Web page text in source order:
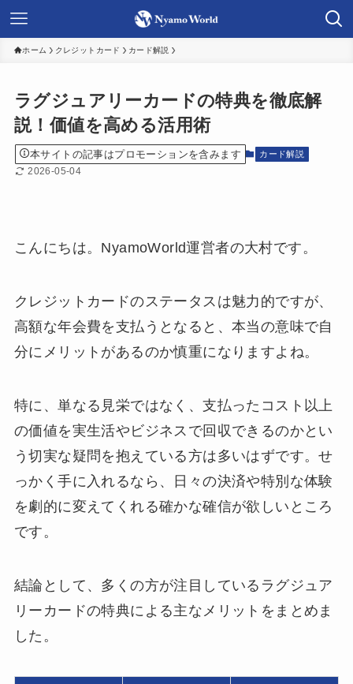
ホーム クレジットカード カード解説
ラグジュアリーカードの特典を徹底解
説！価値を高める活用術
本サイトの記事はプロモーションを含みます カード解説
2026-05-04
こんにちは。NyamoWorld運営者の大村です。
クレジットカードのステータスは魅力的ですが、
高額な年会費を支払うとなると、本当の意味で自
分にメリットがあるのか慎重になりますよね。
特に、単なる見栄ではなく、支払ったコスト以上
の価値を実生活やビジネスで回収できるのかとい
う切実な疑問を抱えている方は多いはずです。せ
っかく手に入れるなら、日々の決済や特別な体験
を劇的に変えてくれる確かな確信が欲しいところ
です。
結論として、多くの方が注目しているラグジュア
リーカードの特典による主なメリットをまとめま
した。